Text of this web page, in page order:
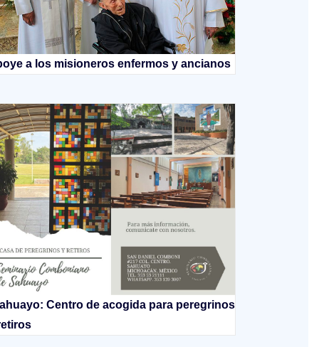
a los misioneros enfermos y ancianos
Centro de acogida para peregrinos